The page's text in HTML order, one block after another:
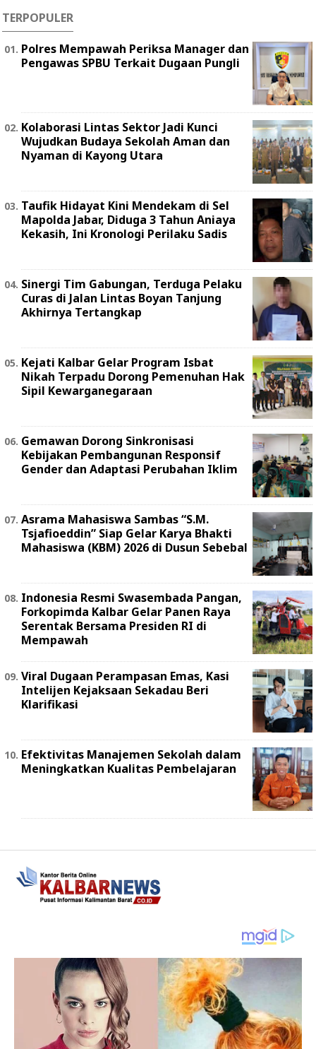
TERPOPULER
Polres Mempawah Periksa Manager dan
Pengawas SPBU Terkait Dugaan Pungli
Kolaborasi Lintas Sektor Jadi Kunci
Wujudkan Budaya Sekolah Aman dan
Nyaman di Kayong Utara
Taufik Hidayat Kini Mendekam di Sel
Mapolda Jabar, Diduga 3 Tahun Aniaya
Kekasih, Ini Kronologi Perilaku Sadis
Sinergi Tim Gabungan, Terduga Pelaku
Curas di Jalan Lintas Boyan Tanjung
Akhirnya Tertangkap
Kejati Kalbar Gelar Program Isbat
Nikah Terpadu Dorong Pemenuhan Hak
Sipil Kewarganegaraan
Gemawan Dorong Sinkronisasi
Kebijakan Pembangunan Responsif
Gender dan Adaptasi Perubahan Iklim
Asrama Mahasiswa Sambas “S.M.
Tsjafioeddin” Siap Gelar Karya Bhakti
Mahasiswa (KBM) 2026 di Dusun Sebebal
Indonesia Resmi Swasembada Pangan,
Forkopimda Kalbar Gelar Panen Raya
Serentak Bersama Presiden RI di
Mempawah
Viral Dugaan Perampasan Emas, Kasi
Intelijen Kejaksaan Sekadau Beri
Klarifikasi
Efektivitas Manajemen Sekolah dalam
Meningkatkan Kualitas Pembelajaran